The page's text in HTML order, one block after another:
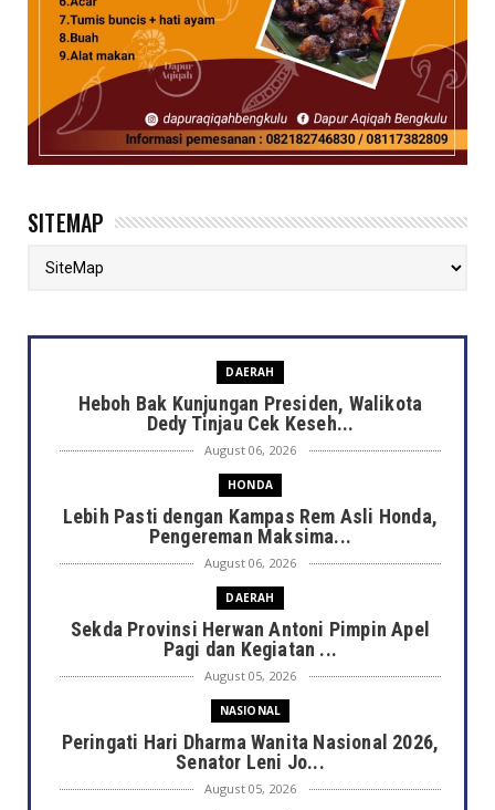
SITEMAP
DAERAH
Heboh Bak Kunjungan Presiden, Walikota
Dedy Tinjau Cek Keseh...
August 06, 2026
HONDA
Lebih Pasti dengan Kampas Rem Asli Honda,
Pengereman Maksima...
August 06, 2026
DAERAH
Sekda Provinsi Herwan Antoni Pimpin Apel
Pagi dan Kegiatan ...
August 05, 2026
NASIONAL
Peringati Hari Dharma Wanita Nasional 2026,
Senator Leni Jo...
August 05, 2026